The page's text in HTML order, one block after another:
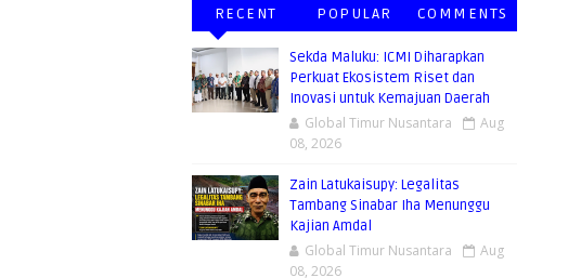
RECENT POPULAR COMMENTS
Sekda Maluku: ICMI Diharapkan
Perkuat Ekosistem Riset dan
Inovasi untuk Kemajuan Daerah
Global Timur Nusantara
Aug
08, 2026
Zain Latukaisupy: Legalitas
Tambang Sinabar Iha Menunggu
Kajian Amdal
Global Timur Nusantara
Aug
08, 2026